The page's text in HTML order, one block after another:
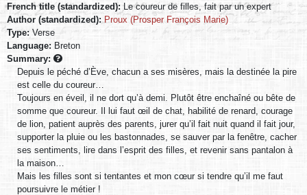
French title (standardized):Le coureur de filles, fait par un expert
Author (standardized): Proux (Prosper François Marie)
Type: Verse
Language: Breton
Summary:
Depuis le péché d’Ève, chacun a ses misères, mais la destinée la pire
est celle du coureur…
Toujours en éveil, il ne dort qu’à demi. Plutôt être enchaîné ou bête de
somme que coureur. Il lui faut œil de chat, habilité de renard, courage
de lion, patient auprès des parents, jurer qu’il fait nuit quand il fait jour,
supporter la pluie ou les bastonnades, se sauver par la fenêtre, cacher
ses sentiments, lire dans l’esprit des filles, et revenir sans pantalon à
la maison…
Mais les filles sont si tentantes et mon cœur si tendre qu’il me faut
poursuivre le métier !